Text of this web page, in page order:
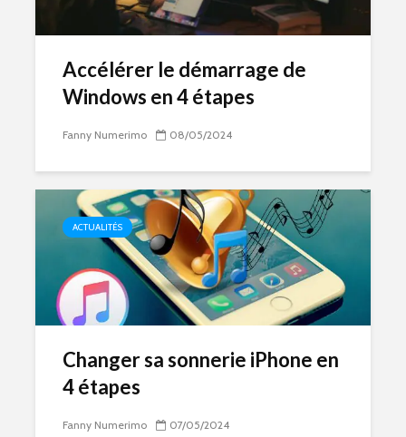
Accélérer le démarrage de
Windows en 4 étapes
Fanny Numerimo 08/05/2024
ACTUALITÉS
Changer sa sonnerie iPhone en
4 étapes
Fanny Numerimo 07/05/2024